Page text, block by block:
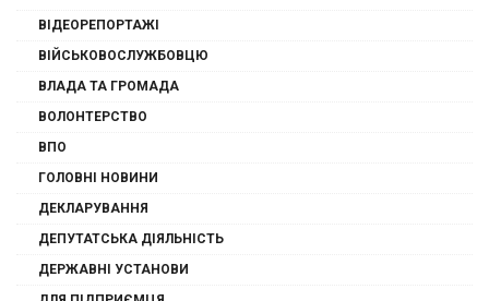
ВІДЕОРЕПОРТАЖІ
ВІЙСЬКОВОСЛУЖБОВЦЮ
ВЛАДА ТА ГРОМАДА
ВОЛОНТЕРСТВО
ВПО
ГОЛОВНІ НОВИНИ
ДЕКЛАРУВАННЯ
ДЕПУТАТСЬКА ДІЯЛЬНІСТЬ
ДЕРЖАВНІ УСТАНОВИ